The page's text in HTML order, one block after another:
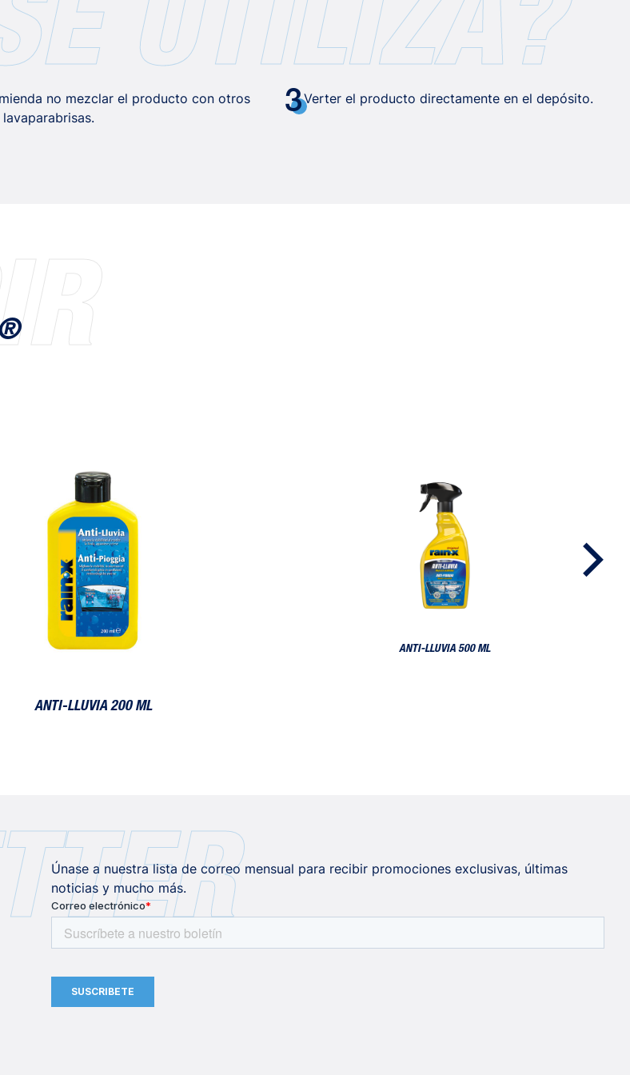
UTILIZA?
no mezclar el producto con otros
3Verter el producto directamente en el depósito.
ANTI-LLUVIA 200 ML
ANTI-LLUVIA 500 ML
Únase a nuestra lista de correo mensual para recibir promociones exclusivas, últimas
noticias y mucho más.